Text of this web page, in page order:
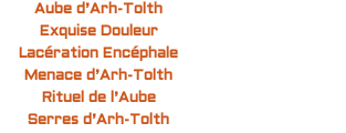
Aube d’Arh-Tolth
Exquise Douleur
Lacération Encéphale
Menace d’Arh-Tolth
Rituel de l’Aube
Serres d’Arh-Tolth